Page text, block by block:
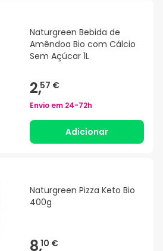
Naturgreen Bebida de
Amêndoa Bio com Cálcio
Sem Açúcar 1L
2,57 €
Envio em 24-72h
Adicionar
Naturgreen Pizza Keto Bio
400g
8,10 €